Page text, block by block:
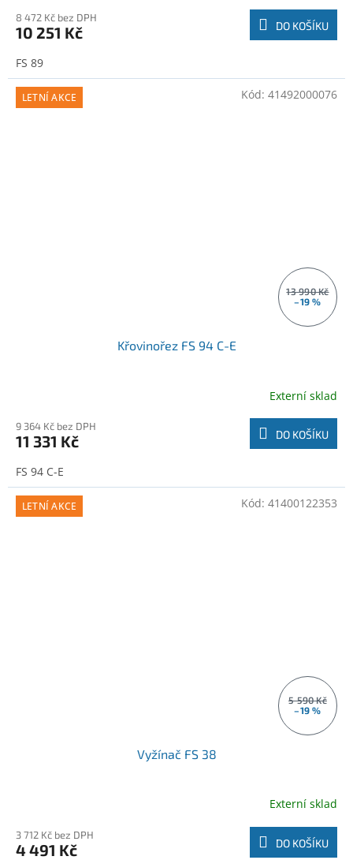
8 472 Kč bez DPH
10 251 Kč DO KOŠÍKU
FS 89
LETNÍ AKCE
13 990 Kč
–19 %
Křovinořez FS 94 C-E
Externí sklad
9 364 Kč bez DPH
11 331 Kč DO KOŠÍKU
FS 94 C-E
Kód: 41492000076
LETNÍ AKCE
5 590 Kč
–19 %
Vyžínač FS 38
Externí sklad
3 712 Kč bez DPH
4 491 Kč DO KOŠÍKU
Kód: 41400122353